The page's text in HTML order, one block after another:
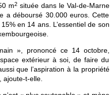
m2 située dans le Val-de-Marne
a déboursé 30.000 euros. Cette
en 14 ans. L’essentiel de son
», prononcé ce 14 octobre,
extérieur à soi, de faire du
que l’aspiration à la propriété
ajoute-t-elle.